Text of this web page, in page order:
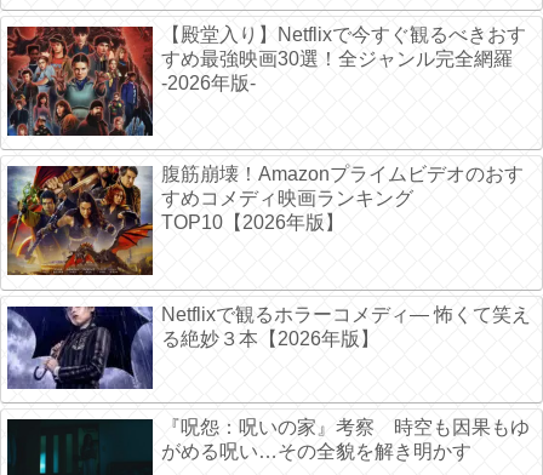
【殿堂入り】Netflixで今すぐ観るべきおす
すめ最強映画30選！全ジャンル完全網羅
-2026年版-
腹筋崩壊！Amazonプライムビデオのおす
すめコメディ映画ランキング
TOP10【2026年版】
Netflixで観るホラーコメディ― 怖くて笑え
る絶妙３本【2026年版】
『呪怨：呪いの家』考察 時空も因果もゆ
がめる呪い…その全貌を解き明かす